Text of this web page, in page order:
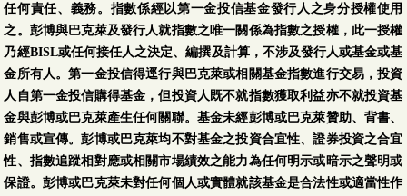
任何責任、義務。指數係經以第一金投信基金發行人之身分授權使用
之。彭博與巴克萊及發行人就指數之唯一關係為指數之授權，此一授權
乃經BISL或任何接任人之決定、編撰及計算，不涉及發行人或基金或基
金所有人。第一金投信得逕行與巴克萊或相關基金指數進行交易，投資
人自第一金投信購得基金，但投資人既不就指數獲取利益亦不就投資基
金與彭博或巴克萊產生任何關聯。基金未經彭博或巴克萊贊助、背書、
銷售或宣傳。彭博或巴克萊均不對基金之投資合宜性、證券投資之合宜
性、指數追蹤相對應或相關市場績效之能力為任何明示或暗示之聲明或
保證。彭博或巴克萊未對任何個人或實體就該基金是合法性或適當性作